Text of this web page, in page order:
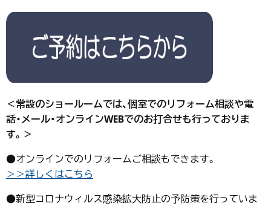
＜常設のショールームでは、個室でのリフォーム相談や電
話・メール・オンラインWEBでのお打合せも行っておりま
す。＞
●オンラインでのリフォームご相談もできます。
＞＞詳しくはこちら
●新型コロナウィルス感染拡大防止の予防策を行っていま